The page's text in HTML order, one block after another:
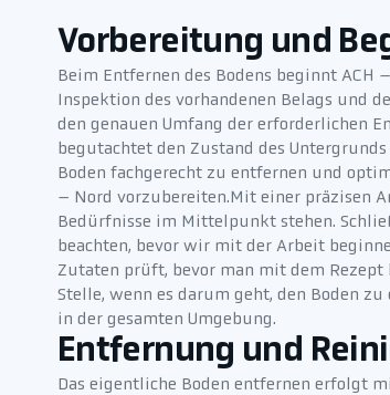
Vorbereitung und
Beim Entfernen des Bodens beginnt
Inspektion des vorhandenen Belags und
den genauen Umfang der erforderlichen
begutachtet den Zustand des
Boden fachgerecht zu entfernen und
– Nord vorzubereiten.Mit einer präzisen
Bedürfnisse im Mittelpunkt stehen.
beachten, bevor wir mit der Arbeit
Zutaten prüft, bevor man mit dem
Stelle, wenn es darum geht, den Boden
in der gesamten Umgebung.
Entfernung und
Das eigentliche Boden entfernen erfolgt